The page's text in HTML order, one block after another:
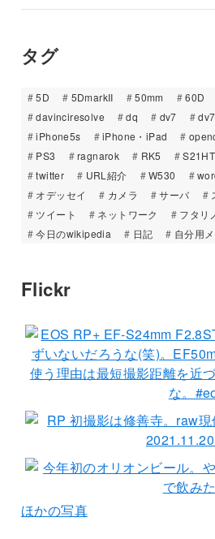
タグ
5D 5DmarkII 50mm 60D
davinciresolve
dq dv7
iPhone5s
iPhone・iPad
PS3
ragnarok RK5 S21HT
twitter
URL紹介 W530
オデッセイ
カメラ サーバ
ツイート
ネットワーク フタリ
今日のwikipedia
日記 自分用
Flickr
ほかの写真